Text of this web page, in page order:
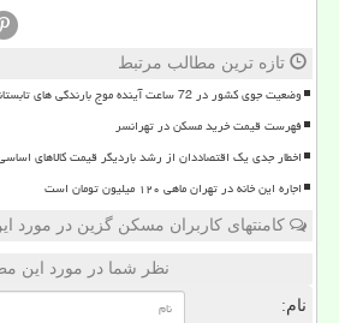
تازه ترین مطالب مرتبط
وضعیت جوی کشور در 72 ساعت آینده موج بارندگی های تابستانه در راه 11 استان
فهرست قیمت خرید مسکن در تهرانسر
اخطار جدی یک اقتصاددان از رشد باردیگر قیمت کالاهای
اجاره این خانه در تهران ماهی ۱۲۰ میلیون تومان است
کامنتهای کاربران مسکن گزین در مورد
نظر شما در مورد این
نام: